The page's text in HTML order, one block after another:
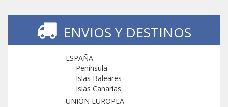
ENVIOS Y DESTINOS
ESPAÑA
Península
Islas Baleares
Islas Canarias
UNIÓN EUROPEA